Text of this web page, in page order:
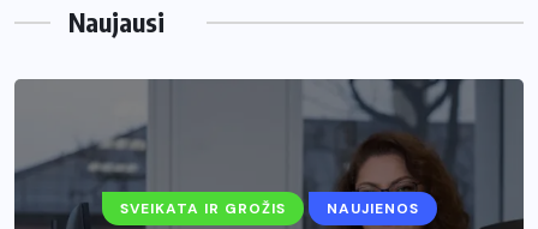
Naujausi
SVEIKATA IR GROŽIS NAUJIENOS